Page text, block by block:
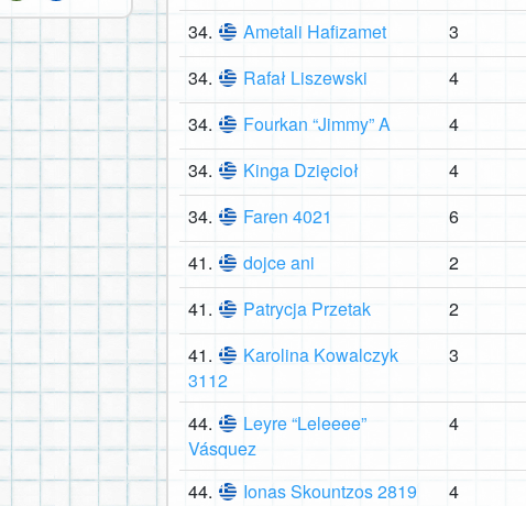
34. Ametali Hafizamet 3
34. Rafał Liszewski 4
34. Fourkan “Jimmy” A 4
34. Kinga Dzięcioł 4
34. Faren 4021 6
41. dojce ani 2
41. Patrycja Przetak 2
41.
Karolina Kowalczyk
3112
3
44.
Leyre “Leleeee”
Vásquez
4
44. Ionas Skountzos 2819 4